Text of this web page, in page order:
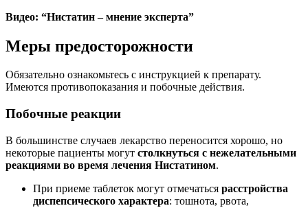
Видео: “Нистатин – мнение эксперта”
Меры предосторожности
Обязательно ознакомьтесь с инструкцией к препарату.
Имеются противопоказания и побочные действия.
Побочные реакции
В большинстве случаев лекарство переносится хорошо, но
некоторые пациенты могут столкнуться с нежелательными
реакциями во время лечения Нистатином.
При приеме таблеток могут отмечаться расстройства
диспепсического характера: тошнота, рвота,